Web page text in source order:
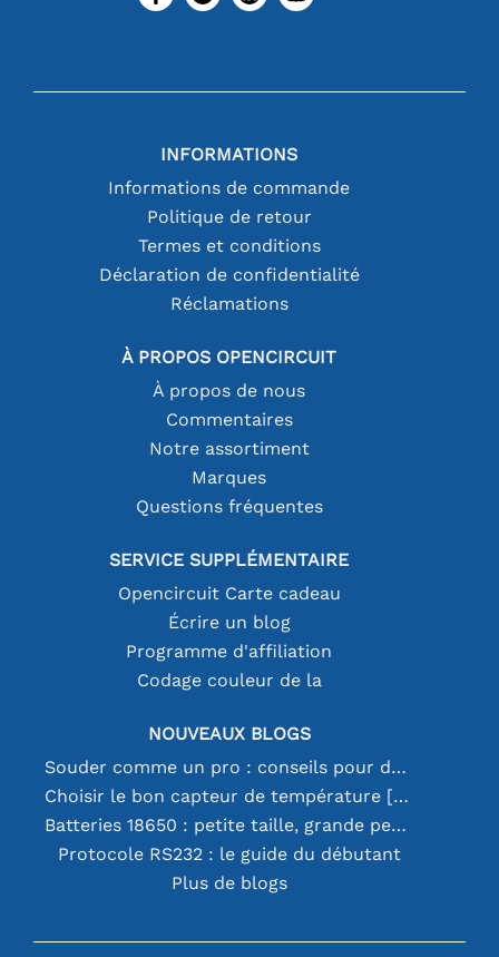
INFORMATIONS
Informations de commande
Politique de retour
Termes et conditions
Déclaration de confidentialité
Réclamations
À PROPOS OPENCIRCUIT
À propos de nous
Commentaires
Notre assortiment
Marques
Questions fréquentes
SERVICE SUPPLÉMENTAIRE
Opencircuit Carte cadeau
Écrire un blog
Programme d'affiliation
Codage couleur de la
NOUVEAUX BLOGS
Souder comme un pro : conseils pour des connexions électroniques parfaites
Choisir le bon capteur de température [youtube]
Batteries 18650 : petite taille, grande performance
Protocole RS232 : le guide du débutant
Plus de blogs